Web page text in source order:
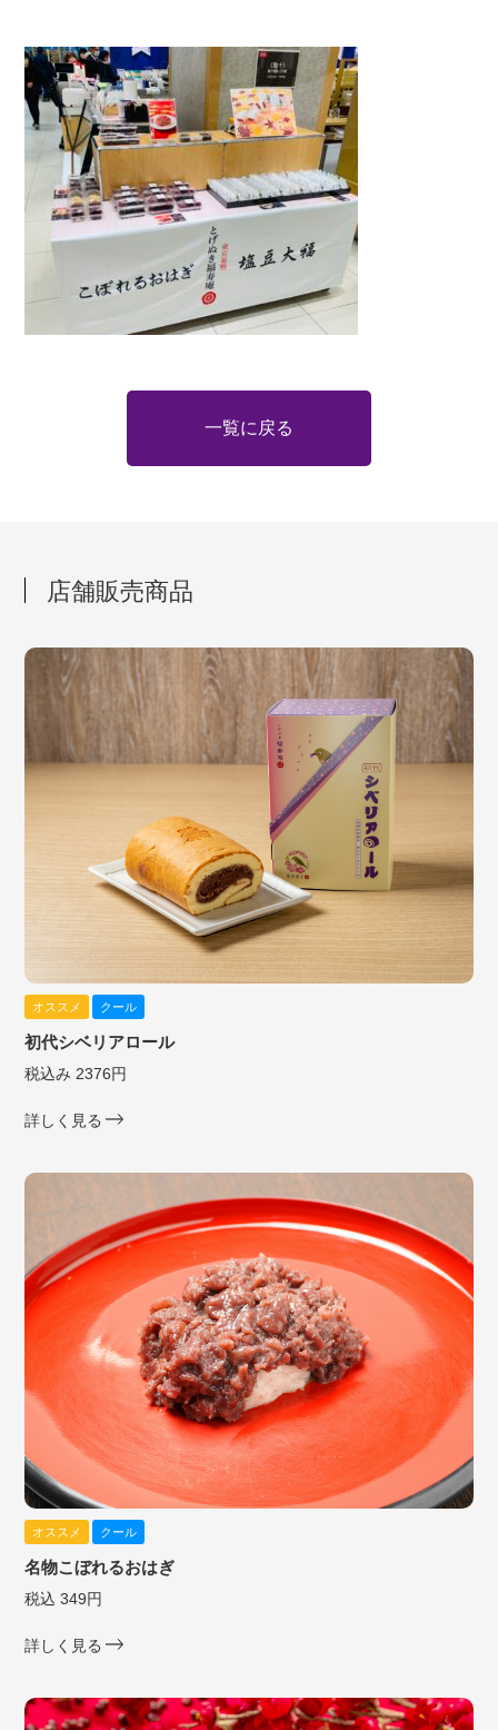
一覧に戻る
店舗販売商品
オススメ クール
初代シベリアロール
税込み 2376円
詳しく見る
オススメ クール
名物こぼれるおはぎ
税込 349円
詳しく見る